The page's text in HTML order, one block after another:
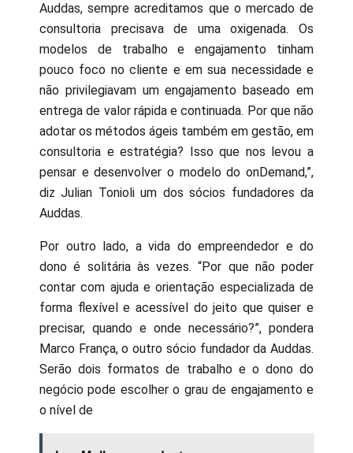
Auddas, sempre acreditamos que o mercado de
consultoria precisava de uma oxigenada. Os
modelos de trabalho e engajamento tinham
pouco foco no cliente e em sua necessidade e
não privilegiavam um engajamento baseado em
entrega de valor rápida e continuada. Por que não
adotar os métodos ágeis também em gestão, em
consultoria e estratégia? Isso que nos levou a
pensar e desenvolver o modelo do onDemand,”,
diz Julian Tonioli um dos sócios fundadores da
Auddas.
Por outro lado, a vida do empreendedor e do
dono é solitária às vezes. “Por que não poder
contar com ajuda e orientação especializada de
forma flexível e acessível do jeito que quiser e
precisar, quando e onde necessário?”, pondera
Marco França, o outro sócio fundador da Auddas.
Serão dois formatos de trabalho e o dono do
negócio pode escolher o grau de engajamento e
o nível de